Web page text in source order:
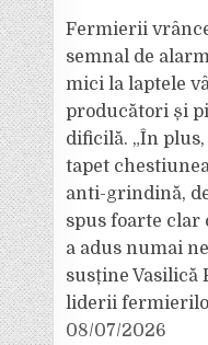
Fermierii
semnal de
mici la laptele
producători și
dificilă. „În
tapet
anti-grindină,
spus foarte clar
a adus numai
susține Vasilică
liderii
08/07/2026